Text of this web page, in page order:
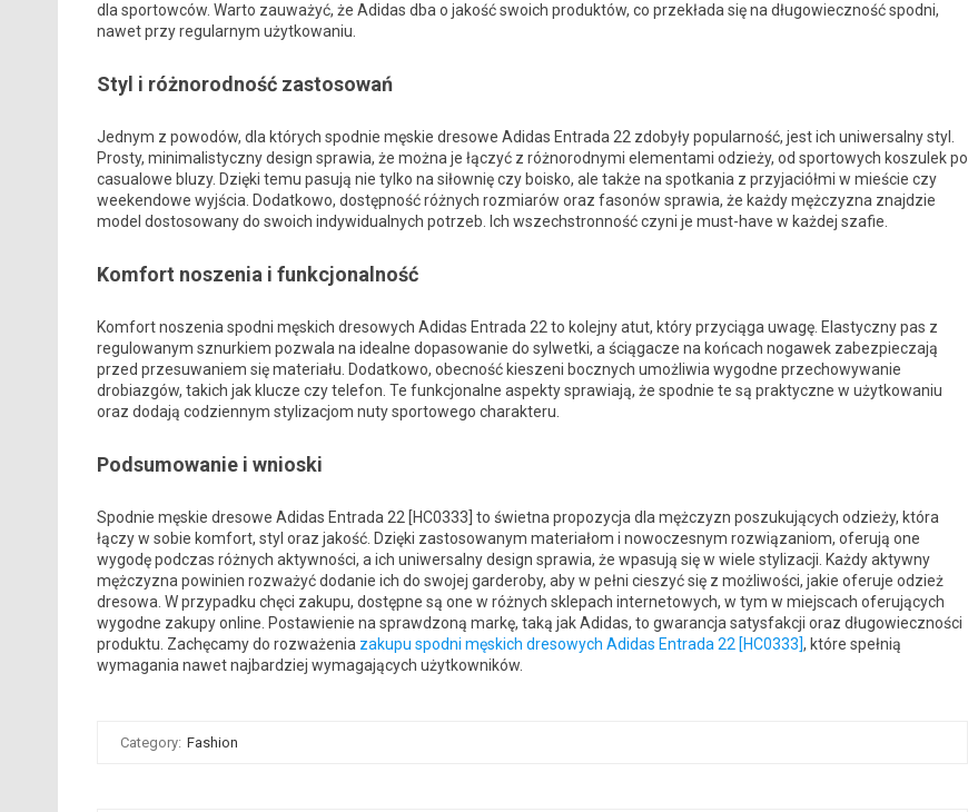
dla sportowców. Warto zauważyć, że Adidas dba o jakość swoich produktów, co przekłada się na długowieczność spodni,
nawet przy regularnym użytkowaniu.
Styl i różnorodność zastosowań
Jednym z powodów, dla których spodnie męskie dresowe Adidas Entrada 22 zdobyły popularność, jest ich uniwersalny styl.
Prosty, minimalistyczny design sprawia, że można je łączyć z różnorodnymi elementami odzieży, od sportowych koszulek po
casualowe bluzy. Dzięki temu pasują nie tylko na siłownię czy boisko, ale także na spotkania z przyjaciółmi w mieście czy
weekendowe wyjścia. Dodatkowo, dostępność różnych rozmiarów oraz fasonów sprawia, że każdy mężczyzna znajdzie
model dostosowany do swoich indywidualnych potrzeb. Ich wszechstronność czyni je must-have w każdej szafie.
Komfort noszenia i funkcjonalność
Komfort noszenia spodni męskich dresowych Adidas Entrada 22 to kolejny atut, który przyciąga uwagę. Elastyczny pas z
regulowanym sznurkiem pozwala na idealne dopasowanie do sylwetki, a ściągacze na końcach nogawek zabezpieczają
przed przesuwaniem się materiału. Dodatkowo, obecność kieszeni bocznych umożliwia wygodne przechowywanie
drobiazgów, takich jak klucze czy telefon. Te funkcjonalne aspekty sprawiają, że spodnie te są praktyczne w użytkowaniu
oraz dodają codziennym stylizacjom nuty sportowego charakteru.
Podsumowanie i wnioski
Spodnie męskie dresowe Adidas Entrada 22 [HC0333] to świetna propozycja dla mężczyzn poszukujących odzieży, która
łączy w sobie komfort, styl oraz jakość. Dzięki zastosowanym materiałom i nowoczesnym rozwiązaniom, oferują one
wygodę podczas różnych aktywności, a ich uniwersalny design sprawia, że wpasują się w wiele stylizacji. Każdy aktywny
mężczyzna powinien rozważyć dodanie ich do swojej garderoby, aby w pełni cieszyć się z możliwości, jakie oferuje odzież
dresowa. W przypadku chęci zakupu, dostępne są one w różnych sklepach internetowych, w tym w miejscach oferujących
wygodne zakupy online. Postawienie na sprawdzoną markę, taką jak Adidas, to gwarancja satysfakcji oraz długowieczności
produktu. Zachęcamy do rozważenia zakupu spodni męskich dresowych Adidas Entrada 22 [HC0333], które spełnią
wymagania nawet najbardziej wymagających użytkowników.
Category: Fashion